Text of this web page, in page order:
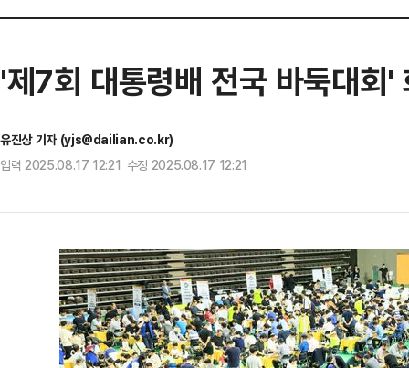
'제7회 대통령배 전국 바둑대회'
유진상 기자 (yjs@dailian.co.kr)
입력 2025.08.17 12:21 수정 2025.08.17 12:21